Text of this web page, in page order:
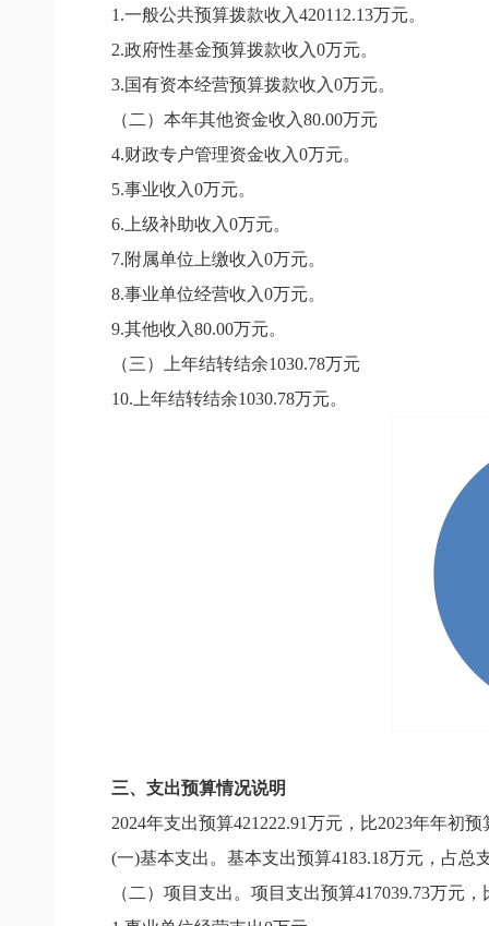
1.一般公共预算拨款收入420112.13万元。
2.政府性基金预算拨款收入0万元。
3.国有资本经营预算拨款收入0万元。
（二）本年其他资金收入80.00万元
4.财政专户管理资金收入0万元。
5.事业收入0万元。
6. 上级补助收入0万元。
7.附属单位上缴收入0万元。
8.事业单位经营收入0万元。
9.其他收入80.00万元。
（三）上年结转结余1030.78万元
10. 上年结转结余1030.78万元。
三、支出预算情况说明
2024年支出预算421222.91万元，比2023年年初预
(一)基本支出。 基本支出预算4183.18万元，占总
（二）项目支出。 项目支出预算417039.73万元，